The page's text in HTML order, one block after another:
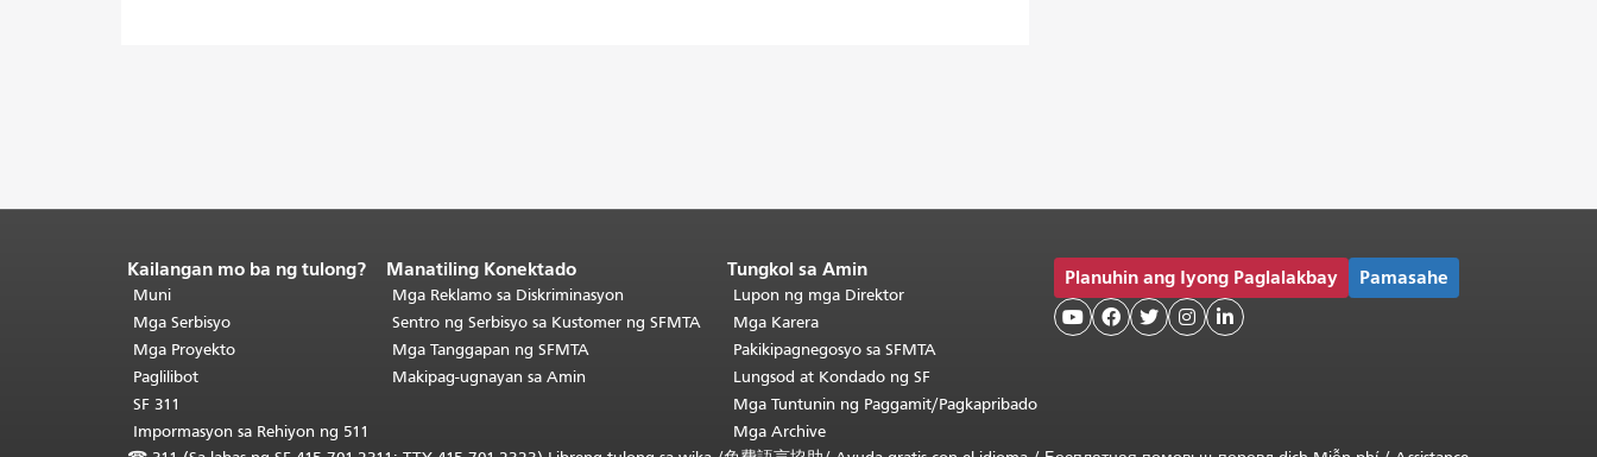
Katapusan
ng
nilalaman
ng
pahina.Ang
natitirang
Kailangan mo ba ng tulong?
Muni
Mga Serbisyo
Mga Proyekto
Paglilibot
SF 311
Impormasyon sa Rehiyon ng 511
Manatiling Konektado
Mga Reklamo sa Diskriminasyon
Sentro ng Serbisyo sa Kustomer ng SFMTA
Mga Tanggapan ng SFMTA
Makipag-ugnayan sa Amin
Tungkol sa Amin
Lupon ng mga Direktor
Mga Karera
Pakikipagnegosyo sa SFMTA
Lungsod at Kondado ng SF
Mga Tuntunin ng Paggamit/Pagkapribado
Mga Archive
Planuhin ang Iyong Paglalakbay Pamasahe
    